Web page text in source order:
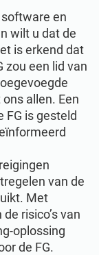
en
wilt u dat de
is erkend dat
zou een lid van
allen. Een
FG is gesteld
van de
Met
risico’s van
oplossing
de FG.